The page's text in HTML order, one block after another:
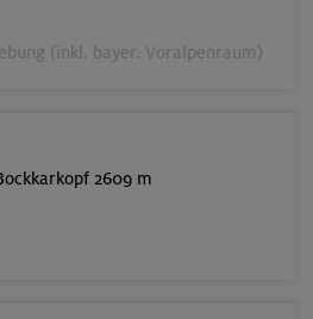
(inkl. bayer. Voralpenraum)
2609 m